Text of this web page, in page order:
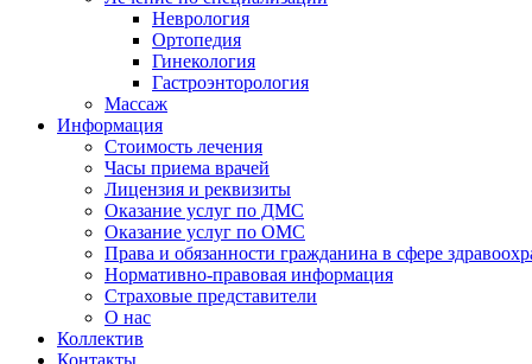
Неврология
Ортопедия
Гинекология
Гастроэнторология
Массаж
Информация
Стоимость лечения
Часы приема врачей
Лицензия и реквизиты
Оказание услуг по ДМС
Оказание услуг по ОМС
Права и обязанности гражданина в сфере
Нормативно-правовая информация
Страховые представители
О нас
Коллектив
Контакты